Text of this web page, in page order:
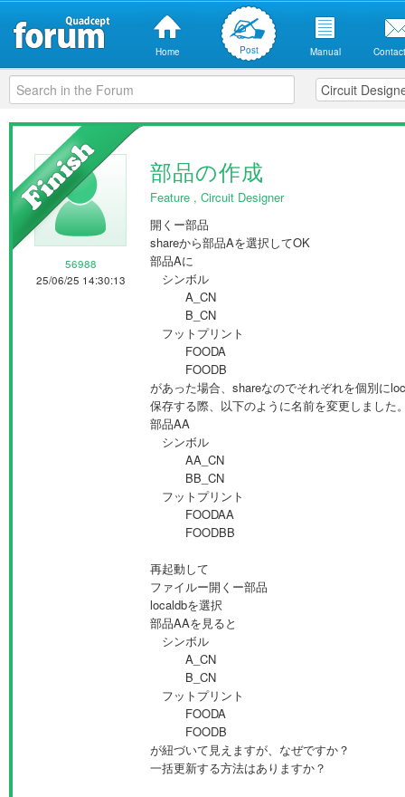
Home Post Manual
56988
25/06/25 14:30:13
部品の作成
Feature , Circuit Designer
開くー部品
shareから部品Aを選択してOK
部品Aに
シンボル
A_CN
B_CN
フットプリント
FOODA
FOODB
があった場合、shareなのでそれぞれを個別に
保存する際、以下のように名前を変更しました
部品AA
シンボル
AA_CN
BB_CN
フットプリント
FOODAA
FOODBB
再起動して
ファイルー開くー部品
localdbを選択
部品AAを見ると
シンボル
A_CN
B_CN
フットプリント
FOODA
FOODB
が紐づいて見えますが、なぜですか？
一括更新する方法はありますか？